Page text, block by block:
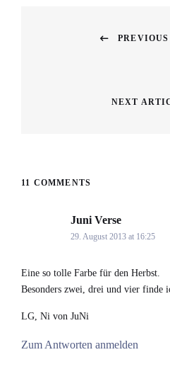
NEXT
11 COMMENTS
Juni Verse
29. August 2013 at 16:25
Eine so tolle Farbe für den Herbst.
Besonders zwei, drei und vier finde
LG, Ni von JuNi
Zum Antworten anmelden